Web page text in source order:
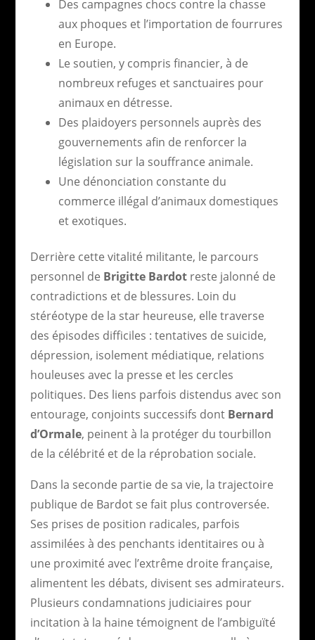
Des campagnes chocs contre la chasse
aux phoques et l’importation de fourrures
en Europe.
Le soutien, y compris financier, à de
nombreux refuges et sanctuaires pour
animaux en détresse.
Des plaidoyers personnels auprès des
gouvernements afin de renforcer la
législation sur la souffrance animale.
Une dénonciation constante du
commerce illégal d’animaux domestiques
et exotiques.
Derrière cette vitalité militante, le parcours
personnel de Brigitte Bardotreste jalonné de
contradictions et de blessures. Loin du
stéréotype de la star heureuse, elle traverse
des épisodes difficiles : tentatives de suicide,
dépression, isolement médiatique, relations
houleuses avec la presse et les cercles
politiques. Des liens parfois distendus avec son
entourage, conjoints successifs dont Bernard
d’Ormale, peinent à la protéger du tourbillon
de la célébrité et de la réprobation sociale.
Dans la seconde partie de sa vie, la trajectoire
publique de Bardot se fait plus controversée.
Ses prises de position radicales, parfois
assimilées à des penchants identitaires ou à
une proximité avec l’extrême droite française,
alimentent les débats, divisent ses admirateurs.
Plusieurs condamnations judiciaires pour
incitation à la haine témoignent de l’ambiguïté